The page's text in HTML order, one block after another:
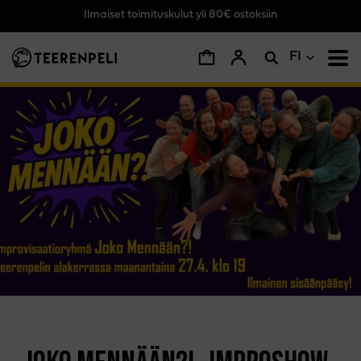
Ilmaiset toimituskulut yli 80€ ostoksiin
FI